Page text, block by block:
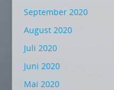
September 2020
August 2020
Juli 2020
Juni 2020
Mai 2020